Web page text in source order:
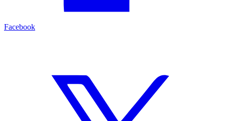
Facebook